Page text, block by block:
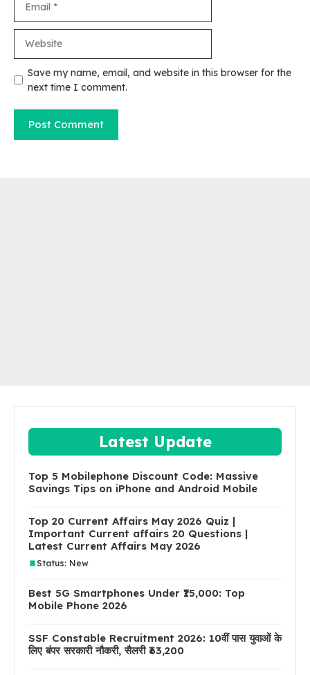
Save my name, email, and website in this browser for the
next time I comment.
Latest Update
Top 5 Mobilephone Discount Code: Massive
Savings Tips on iPhone and Android Mobile
Top 20 Current Affairs May 2026 Quiz |
Important Current affairs 20 Questions |
Latest Current Affairs May 2026
Status: New
Best 5G Smartphones Under ₹15,000: Top
Mobile Phone 2026
SSF Constable Recruitment 2026: 10वीं पास युवाओं के
लिए बंपर सरकारी नौकरी, सैलरी ₹63,200